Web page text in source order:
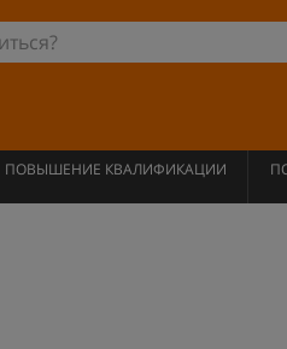
ПОВЫШЕНИЕ КВАЛИФИКАЦИИ